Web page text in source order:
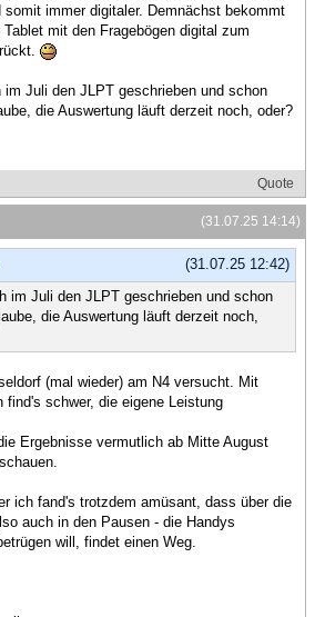
immer digitaler. Demnächst bekommt
mit den Fragebögen digital zum
im Juli den JLPT geschrieben und schon
die Auswertung läuft derzeit noch, oder?
Quote
(31.07.25 14:14)
(31.07.25 12:42)
im Juli den JLPT geschrieben und schon
die Auswertung läuft derzeit noch,
(mal wieder) am N4 versucht. Mit
find's schwer, die eigene Leistung
Ergebnisse vermutlich ab Mitte August
ich fand's trotzdem amüsant, dass über die
auch in den Pausen - die Handys
will, findet einen Weg.